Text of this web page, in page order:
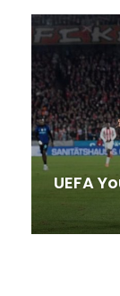
UEFA